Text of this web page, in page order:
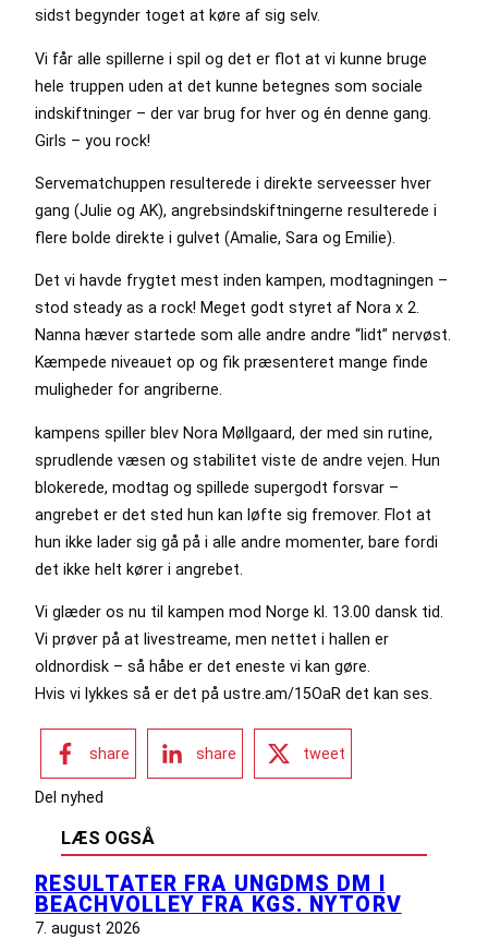
sidst begynder toget at køre af sig selv.
Vi får alle spillerne i spil og det er flot at vi kunne bruge
hele truppen uden at det kunne betegnes som sociale
indskiftninger – der var brug for hver og én denne gang.
Girls – you rock!
Servematchuppen resulterede i direkte serveesser hver
gang (Julie og AK), angrebsindskiftningerne resulterede i
flere bolde direkte i gulvet (Amalie, Sara og Emilie).
Det vi havde frygtet mest inden kampen, modtagningen –
stod steady as a rock! Meget godt styret af Nora x 2.
Nanna hæver startede som alle andre andre “lidt” nervøst.
Kæmpede niveauet op og fik præsenteret mange finde
muligheder for angriberne.
kampens spiller blev Nora Møllgaard, der med sin rutine,
sprudlende væsen og stabilitet viste de andre vejen. Hun
blokerede, modtag og spillede supergodt forsvar –
angrebet er det sted hun kan løfte sig fremover. Flot at
hun ikke lader sig gå på i alle andre momenter, bare fordi
det ikke helt kører i angrebet.
Vi glæder os nu til kampen mod Norge kl. 13.00 dansk tid.
Vi prøver på at livestreame, men nettet i hallen er
oldnordisk – så håbe er det eneste vi kan gøre.
Hvis vi lykkes så er det på ustre.am/15OaR det kan ses.
share share tweet
Del nyhed
LÆS OGSÅ
RESULTATER FRA UNGDMS DM I
BEACHVOLLEY FRA KGS. NYTORV
7. august 2026